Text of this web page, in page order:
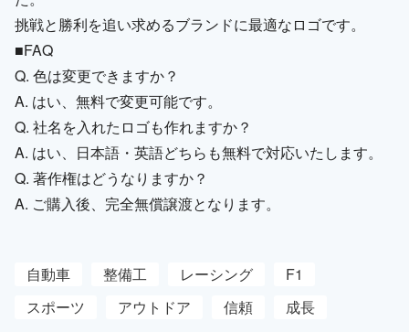
挑戦と勝利を追い求めるブランドに最適なロゴです。
■FAQ
Q. 色は変更できますか？
A. はい、無料で変更可能です。
Q. 社名を入れたロゴも作れますか？
A. はい、日本語・英語どちらも無料で対応いたします。
Q. 著作権はどうなりますか？
A. ご購入後、完全無償譲渡となります。
自動車 整備工 レーシング
F1
スポーツ
アウトドア 信頼 成長